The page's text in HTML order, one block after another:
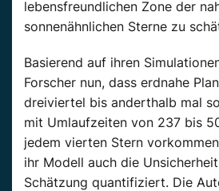
lebensfreundlichen Zone der
sonnenähnlichen Sterne zu
Basierend auf ihren
Forscher nun, dass erdnahe
dreiviertel bis anderthalb mal
mit Umlaufzeiten von 237 bis
jedem vierten Stern
ihr Modell auch die
Schätzung quantifiziert. Die